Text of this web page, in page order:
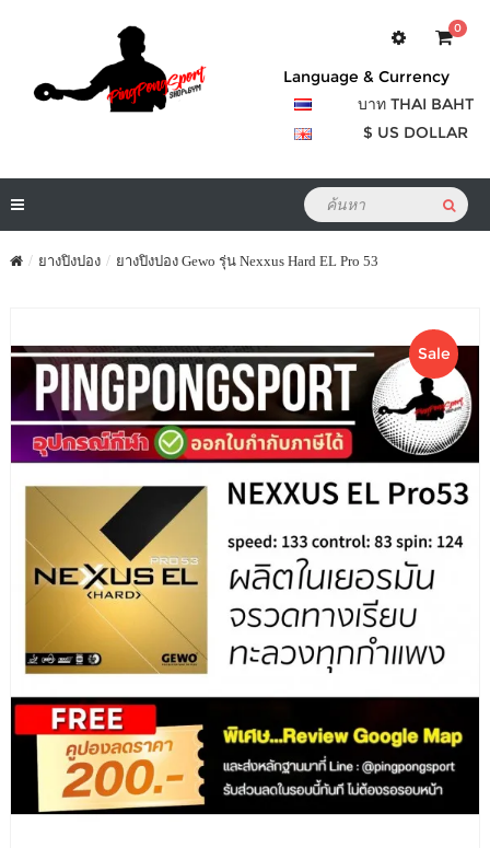
0
Language & Currency
บาท THAI BAHT
$ US DOLLAR
ยางปิงปอง ยางปิงปอง Gewo รุ่น Nexxus Hard EL Pro 53
Sale